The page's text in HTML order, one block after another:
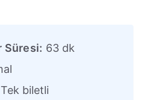
Süresi: 63 dk
Tek biletli